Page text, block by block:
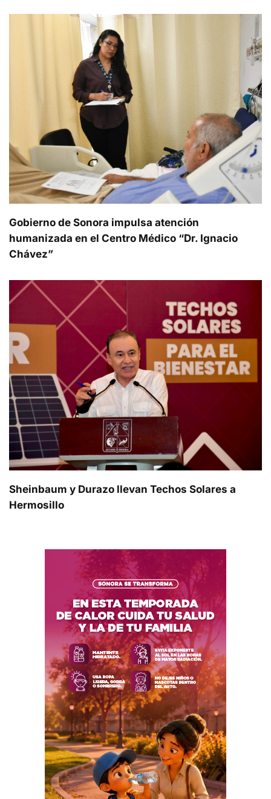
Gobierno de Sonora impulsa atención
humanizada en el Centro Médico “Dr. Ignacio
Chávez”
Sheinbaum y Durazo llevan Techos Solares a
Hermosillo